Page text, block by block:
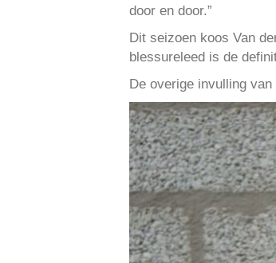
door en door.”
Dit seizoen koos Van
blessureleed is de
De overige invulling